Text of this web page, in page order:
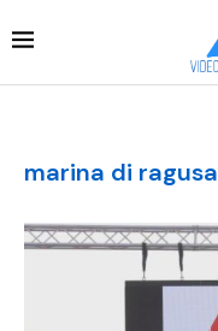
marina di ragusa